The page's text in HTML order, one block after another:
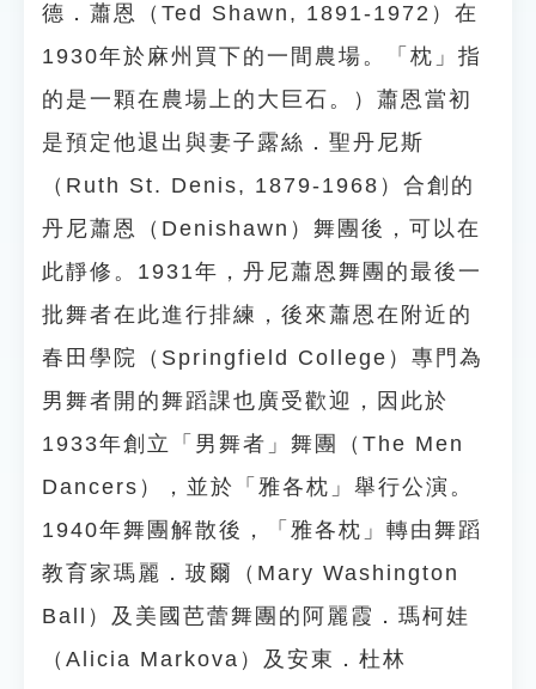
德．蕭恩（Ted Shawn, 1891-1972）在
1930年於麻州買下的一間農場。「枕」指
的是一顆在農場上的大巨石。）蕭恩當初
是預定他退出與妻子露絲．聖丹尼斯
（Ruth St. Denis, 1879-1968）合創的
丹尼蕭恩（Denishawn）舞團後，可以在
此靜修。1931年，丹尼蕭恩舞團的最後一
批舞者在此進行排練，後來蕭恩在附近的
春田學院（Springfield College）專門為
男舞者開的舞蹈課也廣受歡迎，因此於
1933年創立「男舞者」舞團（The Men
Dancers），並於「雅各枕」舉行公演。
1940年舞團解散後，「雅各枕」轉由舞蹈
教育家瑪麗．玻爾（Mary Washington
Ball）及美國芭蕾舞團的阿麗霞．瑪柯娃
（Alicia Markova）及安東．杜林